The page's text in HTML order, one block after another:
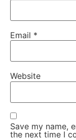
Email *
Website
Save my name,
the next time I